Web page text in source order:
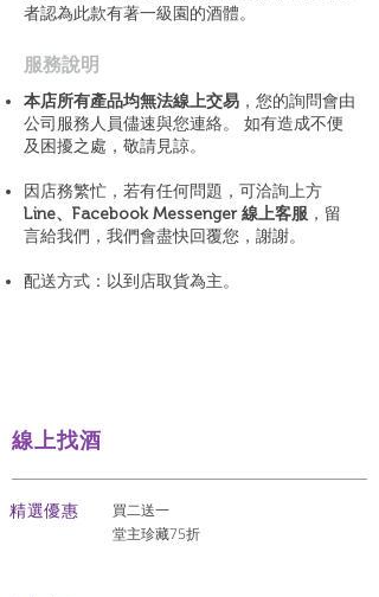
者認為此款有著一級園的酒體。
​服務說明
本店所有產品均無法線上交易 ，您的詢問會由
公司服務人員儘速與您連絡。 如有造成不便
及困擾之處，敬請見諒。
因店務繁忙，若有任何問題，可洽詢上方
Line、Facebook Messenger 線上客服 ，留
言給我們，我們會盡快回覆您，謝謝。
配送方式：以到店取貨為主。
線上找酒
​精選優惠
買二送一
堂主珍藏75折